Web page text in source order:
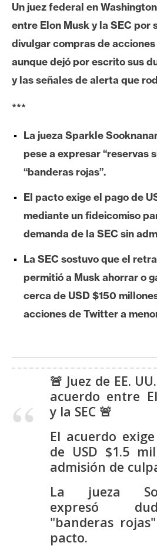
t
c
o
n
h
e
r
u
m
I
A
A
l
i
N
Un juez federal en
entre Elon Musk y la SEC por
divulgar compras de
aunque dejó por escrito sus
y las señales de alerta que
***
La jueza Sparkle
pese a expresar “reservas
“banderas rojas”.
El pacto exige el pago de
mediante un fideicomiso
demanda de la SEC sin
La SEC sostuvo que el
permitió a Musk ahorrar o
cerca de USD $150
acciones de Twitter a
🚨 Juez de EE.
acuerdo entre
y la SEC 🚨
El acuerdo
de USD $1.5
admisión de
La jueza
expresó
"banderas
pacto.